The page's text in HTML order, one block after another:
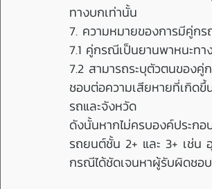
ทางบกเท่านั้น
7. ความหมายของการมีคู่ก
7.1 คู่กรณีเป็นยานพาหนะท
7.2 สามารถระบุตัวตนของ
ชอบต่อความเสียหายที่เกิด
รถและจังหวัด
ดังนั้นหากไม่ครบองค์ประก
รถยนต์ชั้น 2+ และ 3+ เช่น
กรณีได้ชัดเจนหาผู้รับผิดชอบ